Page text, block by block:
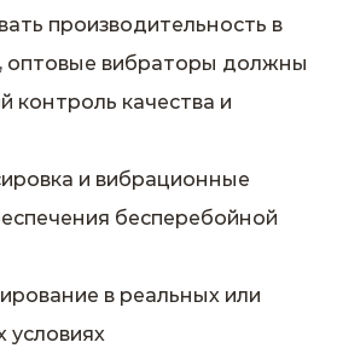
производительность в
оптовые вибраторы должны
контроль качества и
и вибрационные
бесперебойной
в реальных или
условиях